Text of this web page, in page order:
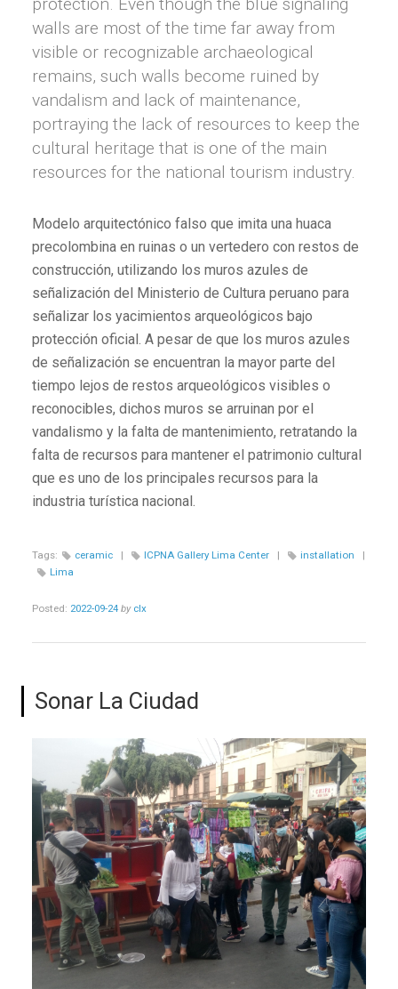
walls are most of the time far away from
visible or recognizable archaeological
remains, such walls become ruined by
vandalism and lack of maintenance,
portraying the lack of resources to keep the
cultural heritage that is one of the main
resources for the national tourism industry.
Modelo arquitectónico falso que imita una huaca
precolombina en ruinas o un vertedero con restos de
construcción, utilizando los muros azules de
señalización del Ministerio de Cultura peruano para
señalizar los yacimientos arqueológicos bajo
protección oficial. A pesar de que los muros azules
de señalización se encuentran la mayor parte del
tiempo lejos de restos arqueológicos visibles o
reconocibles, dichos muros se arruinan por el
vandalismo y la falta de mantenimiento, retratando la
falta de recursos para mantener el patrimonio cultural
que es uno de los principales recursos para la
industria turística nacional.
Tags: ceramic | ICPNA Gallery Lima Center | installation
|
Lima
Posted: 2022-09-24 by clx
Sonar La Ciudad